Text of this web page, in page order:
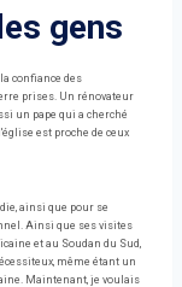
gens
confiance des
prises. Un rénovateur
un pape qui a cherché
est proche de ceux
ainsi que pour se
Ainsi que ses visites
et au Soudan du Sud,
même étant un
Maintenant, je voulais